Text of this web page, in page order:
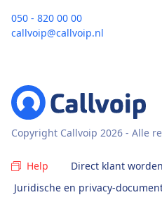
050 - 820 00 00
callvoip@callvoip.nl
Copyright Callvoip 2026 - Alle
Help
Direct klant worden
Juridische en privacy-